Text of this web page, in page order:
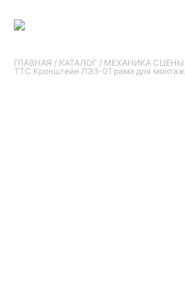
ГЛАВНАЯ / КАТАЛОГ / МЕХАНИКА СЦЕНЫ
ТТС Кронштейн ЛЭЗ-01 рама для монтаж